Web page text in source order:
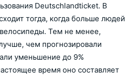
Deutschlandticket. В
тогда, когда больше людей
Тем не менее,
чем прогнозировали
уменьшение до 9%
время оно составляет